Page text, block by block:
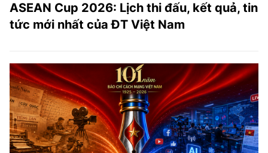
ASEAN Cup 2026: Lịch thi đấu, kết quả, tin
tức mới nhất của ĐT Việt Nam